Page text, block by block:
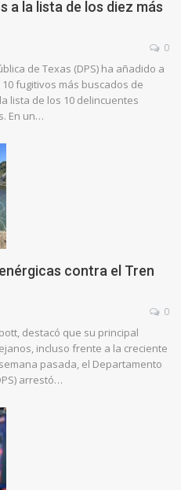
a la lista de los diez más
0
de Texas (DPS) ha añadido a
fugitivos más buscados de
lista de los 10 delincuentes
En un…
contra el Tren
0
destacó que su principal
incluso frente a la creciente
pasada, el Departamento
arrestó…